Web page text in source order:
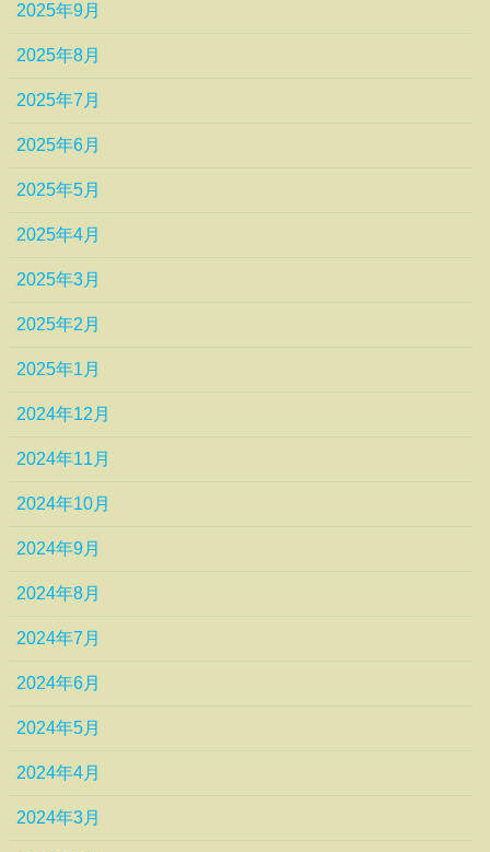
2025年9月
2025年8月
2025年7月
2025年6月
2025年5月
2025年4月
2025年3月
2025年2月
2025年1月
2024年12月
2024年11月
2024年10月
2024年9月
2024年8月
2024年7月
2024年6月
2024年5月
2024年4月
2024年3月